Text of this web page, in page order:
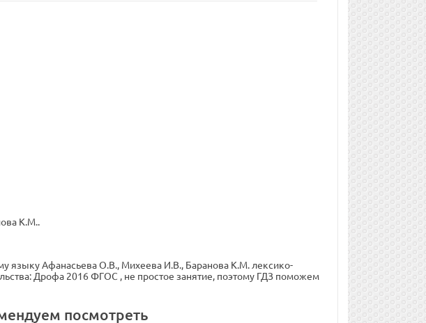
К.М..
языку Афанасьева О.В., Михеева И.В., Баранова К.М. лексико-
Дрофа 2016 ФГОС , не простое занятие, поэтому ГДЗ поможем
посмотреть